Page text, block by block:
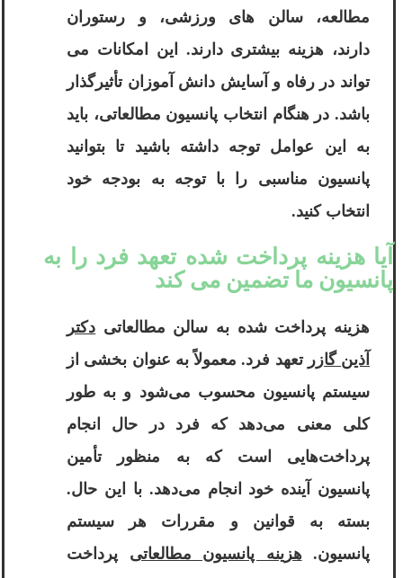
مطالعه، سالن های ورزشی، و رستوران
دارند، هزینه بیشتری دارند. این امکانات می
تواند در رفاه و آسایش دانش آموزان تأثیرگذار
باشد. در هنگام انتخاب پانسیون مطالعاتی، باید
به این عوامل توجه داشته باشید تا بتوانید
پانسیون مناسبی را با توجه به بودجه خود
انتخاب کنید.
آیا هزینه پرداخت شده تعهد فرد را به
پانسیون ما تضمین می کند
هزینه پرداخت شده به سالن مطالعاتی دکتر
آذین گازر تعهد فرد. معمولاً به عنوان بخشی از
سیستم پانسیون محسوب می‌شود و به طور
کلی معنی می‌دهد که فرد در حال انجام
پرداخت‌هایی است که به منظور تأمین
پانسیون آینده خود انجام می‌دهد. با این حال.
بسته به قوانین و مقررات هر سیستم
پانسیون. هزینه پانسیون مطالعاتی پرداخت